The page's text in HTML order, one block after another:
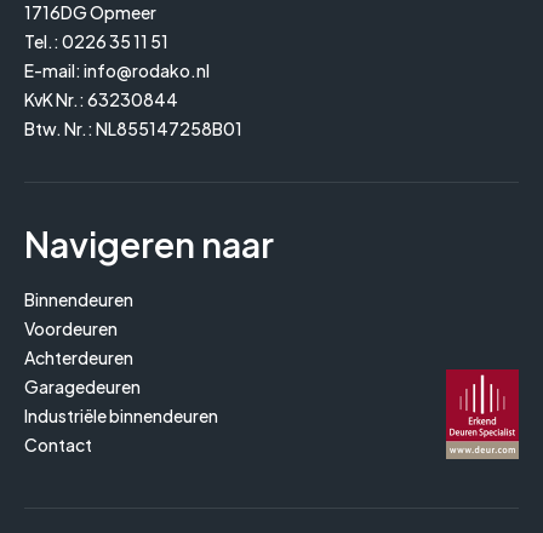
1716DG Opmeer
Tel.: 0226 35 11 51
E-mail: info@rodako.nl
KvK Nr.: 63230844
Btw. Nr.: NL855147258B01
Navigeren naar
Binnendeuren
Voordeuren
Achterdeuren
Garagedeuren
Industriële binnendeuren
Contact